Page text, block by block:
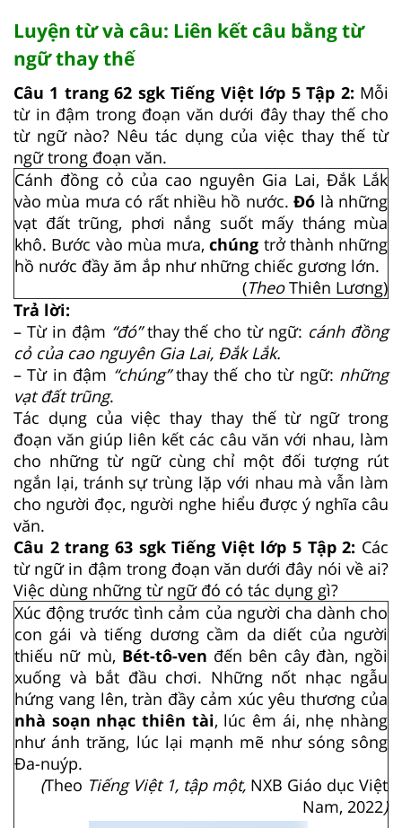
Luyện từ và câu: Liên kết câu bằng từ
ngữ thay thế
Câu 1 trang 62 sgk Tiếng Việt lớp 5 Tập 2: Mỗi
từ in đậm trong đoạn văn dưới đây thay thế cho
từ ngữ nào? Nêu tác dụng của việc thay thế từ
ngữ trong đoạn văn.
Cánh đồng cỏ của cao nguyên Gia Lai, Đắk Lắk
vào mùa mưa có rất nhiều hồ nước.Đó là những
vạt đất trũng, phơi nắng suốt mấy tháng mùa
khô. Bước vào mùa mưa,chúng trở thành những
hồ nước đầy ăm ắp như những chiếc gương lớn.
(TheoThiên Lương)
Trả lời:
– Từ in đậm “đó”thay thế cho từ ngữ: cánh đồng
cỏ của cao nguyên Gia Lai, Đắk Lắk.
– Từ in đậm “chúng”thay thế cho từ ngữ: những
vạt đất trũng.
Tác dụng của việc thay thay thế từ ngữ trong
đoạn văn giúp liên kết các câu văn với nhau, làm
cho những từ ngữ cùng chỉ một đối tượng rút
ngắn lại, tránh sự trùng lặp với nhau mà vẫn làm
cho người đọc, người nghe hiểu được ý nghĩa câu
văn.
Câu 2 trang 63 sgk Tiếng Việt lớp 5 Tập 2: Các
từ ngữ in đậm trong đoạn văn dưới đây nói về ai?
Việc dùng những từ ngữ đó có tác dụng gì?
Xúc động trước tình cảm của người cha dành cho
con gái và tiếng dương cầm da diết của người
thiếu nữ mù, Bét-tô-ven đến bên cây đàn, ngồi
xuống và bắt đầu chơi. Những nốt nhạc ngẫu
hứng vang lên, tràn đầy cảm xúc yêu thương của
nhà soạn nhạc thiên tài, lúc êm ái, nhẹ nhàng
như ánh trăng, lúc lại mạnh mẽ như sóng sông
Đa-nuýp.
(Theo Tiếng Việt 1, tập một, NXB Giáo dục Việt
Nam, 2022)